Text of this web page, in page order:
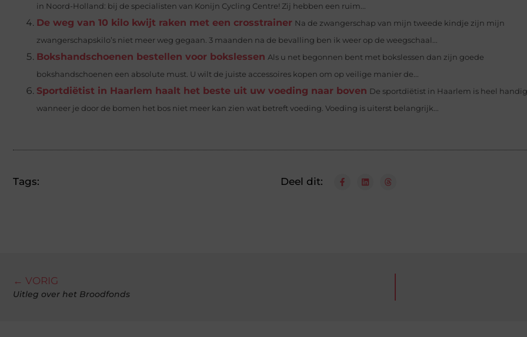
in Noord-Holland: bij de specialisten van Konijn Cycling Centre! Zij hebben een ruim...
De weg van 10 kilo kwijt raken met een crosstrainer Na de zwangerschap van mijn tweede kindje zijn mijn
zwangerschapskilo’s niet meer weg gegaan. 3 maanden na de bevalling ben ik weer op de weegschaal...
Bokshandschoenen bestellen voor bokslessen Als u net begonnen bent met bokslessen dan zijn goede
bokshandschoenen een absolute must. U wilt de juiste accessoires kopen om op veilige manier de...
Sportdiëtist in Haarlem haalt het beste uit uw voeding naar boven De sportdiëtist in Haarlem is heel handig
wanneer je door de bomen het bos niet meer kan zien wat betreft voeding. Voeding is uiterst belangrijk...
Tags: Deel dit:
← VORIG
Uitleg over het Broodfonds